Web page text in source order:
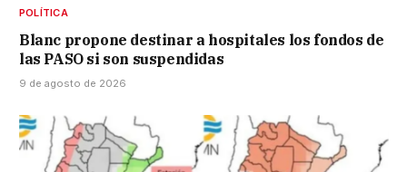
POLÍTICA
Blanc propone destinar a hospitales los fondos de
las PASO si son suspendidas
9 de agosto de 2026